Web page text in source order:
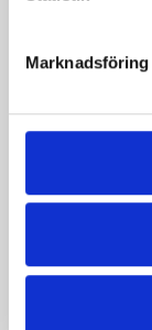
Marknadsföring
Bäst i
Vi kan stolt
200
produkt vann